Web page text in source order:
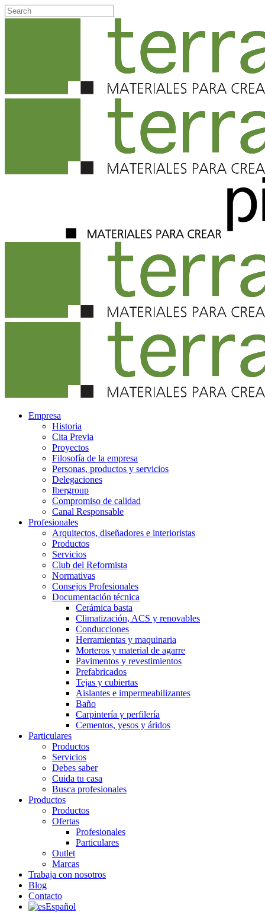
Empresa
Historia
Cita Previa
Proyectos
Filosofía de la empresa
Personas, productos y servicios
Delegaciones
Ibergroup
Compromiso de calidad
Canal Responsable
Profesionales
Arquitectos, diseñadores e interioristas
Productos
Servicios
Club del Reformista
Normativas
Consejos Profesionales
Documentación técnica
Cerámica basta
Climatización, ACS y renovables
Conducciones
Herramientas y maquinaria
Morteros y material de agarre
Pavimentos y revestimientos
Prefabricados
Tejas y cubiertas
Aislantes e impermeabilizantes
Baño
Carpintería y perfilería
Cementos, yesos y áridos
Particulares
Productos
Servicios
Debes saber
Cuida tu casa
Busca profesionales
Productos
Productos
Ofertas
Profesionales
Particulares
Outlet
Marcas
Trabaja con nosotros
Blog
Contacto
Español